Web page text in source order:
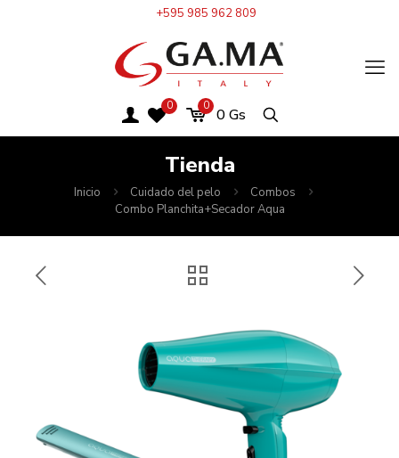
+595 985 962 809
0 0 0Gs
Tienda
Inicio Cuidado del pelo
Combos
Combo Planchita+Secador Aqua